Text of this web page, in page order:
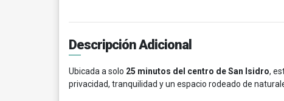
Descripción Adicional
Ubicada a solo 25 minutos del centro de San Isidro,
privacidad, tranquilidad y un espacio rodeado de